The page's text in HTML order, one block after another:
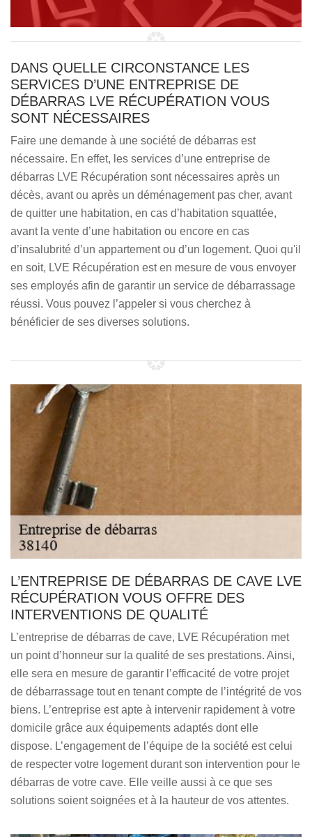
DANS QUELLE CIRCONSTANCE LES
SERVICES D’UNE ENTREPRISE DE
DÉBARRAS LVE RÉCUPÉRATION VOUS
SONT NÉCESSAIRES
Faire une demande à une société de débarras est
nécessaire. En effet, les services d’une entreprise de
débarras LVE Récupération sont nécessaires après un
décès, avant ou après un déménagement pas cher, avant
de quitter une habitation, en cas d’habitation squattée,
avant la vente d’une habitation ou encore en cas
d’insalubrité d’un appartement ou d’un logement. Quoi qu'il
en soit, LVE Récupération est en mesure de vous envoyer
ses employés afin de garantir un service de débarrassage
réussi. Vous pouvez l’appeler si vous cherchez à
bénéficier de ses diverses solutions.
L’ENTREPRISE DE DÉBARRAS DE CAVE LVE
RÉCUPÉRATION VOUS OFFRE DES
INTERVENTIONS DE QUALITÉ
L’entreprise de débarras de cave, LVE Récupération met
un point d’honneur sur la qualité de ses prestations. Ainsi,
elle sera en mesure de garantir l’efficacité de votre projet
de débarrassage tout en tenant compte de l’intégrité de vos
biens. L’entreprise est apte à intervenir rapidement à votre
domicile grâce aux équipements adaptés dont elle
dispose. L’engagement de l’équipe de la société est celui
de respecter votre logement durant son intervention pour le
débarras de votre cave. Elle veille aussi à ce que ses
solutions soient soignées et à la hauteur de vos attentes.